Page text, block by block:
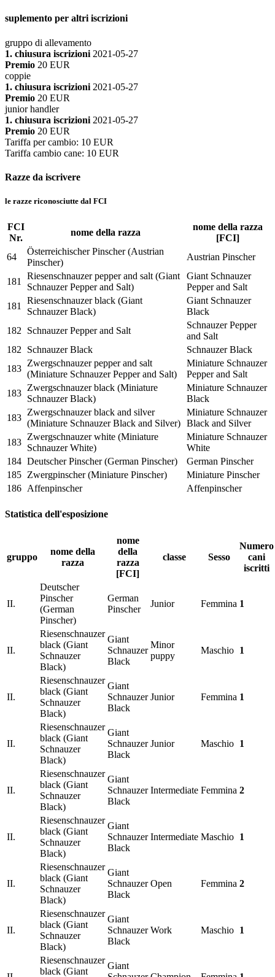
suplemento per altri iscrizioni
gruppo di allevamento
1. chiusura iscrizioni 2021-05-27
Premio 20 EUR
coppie
1. chiusura iscrizioni 2021-05-27
Premio 20 EUR
junior handler
1. chiusura iscrizioni 2021-05-27
Premio 20 EUR
Tariffa per cambio: 10 EUR
Tariffa cambio cane: 10 EUR
Razze da iscrivere
le razze riconosciutte dal FCI
FCI
Nr.
nome della razza
nome della razza
[FCI]
64
Österreichischer Pinscher (Austrian
Pinscher)
Austrian Pinscher
181
Riesenschnauzer pepper and salt (Giant
Schnauzer Pepper and Salt)
Giant Schnauzer
Pepper and Salt
181
Riesenschnauzer black (Giant
Schnauzer Black)
Giant Schnauzer
Black
182
Schnauzer Pepper and Salt
Schnauzer Pepper
and Salt
182
Schnauzer Black
Schnauzer Black
183
Zwergschnauzer pepper and salt
(Miniature Schnauzer Pepper and Salt)
Miniature Schnauzer
Pepper and Salt
183
Zwergschnauzer black (Miniature
Schnauzer Black)
Miniature Schnauzer
Black
183
Zwergschnauzer black and silver
(Miniature Schnauzer Black and Silver)
Miniature Schnauzer
Black and Silver
183
Zwergschnauzer white (Miniature
Schnauzer White)
Miniature Schnauzer
White
184 Deutscher Pinscher (German Pinscher)
German Pinscher
185 Zwergpinscher (Miniature Pinscher)
Miniature Pinscher
186 Affenpinscher Affenpinscher
Statistica dell'esposizione
gruppo
nome della
razza
nome
della
razza
[FCI]
classe Sesso
Numero
cani
iscritti
II.
Deutscher
Pinscher
(German
Pinscher)
German
Pinscher
Junior Femmina 1
II.
Riesenschnauzer
black (Giant
Schnauzer
Black)
Giant
Schnauzer
Black
Minor
puppy
Maschio 1
II.
Riesenschnauzer
black (Giant
Schnauzer
Black)
Giant
Schnauzer
Black
Junior Femmina 1
II.
Riesenschnauzer
black (Giant
Schnauzer
Black)
Giant
Schnauzer
Black
Junior Maschio 1
II.
Riesenschnauzer
black (Giant
Schnauzer
Black)
Giant
Schnauzer
Black
Intermediate Femmina 2
II.
Riesenschnauzer
black (Giant
Schnauzer
Black)
Giant
Schnauzer
Black
Intermediate Maschio 1
II.
Riesenschnauzer
black (Giant
Schnauzer
Black)
Giant
Schnauzer
Black
Open Femmina 2
II.
Riesenschnauzer
black (Giant
Schnauzer
Black)
Giant
Schnauzer
Black
Work Maschio 1
Riesenschnauzer
black (Giant
Giant